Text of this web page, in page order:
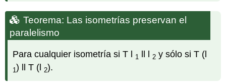
La
similitud
preserva
paralelismo
Teorema
Teorema: Las isometrías preservan el
paralelismo
Para cualquier isometría si T l 1 2 y sólo si T (l
1 ) ll T (l 2).